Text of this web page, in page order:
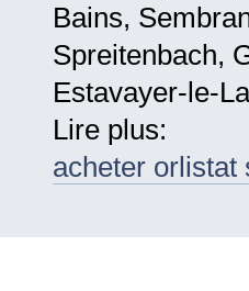
Bains,
Spreitenbach,
Estavayer-le-
Lire plus:
acheter orlistat